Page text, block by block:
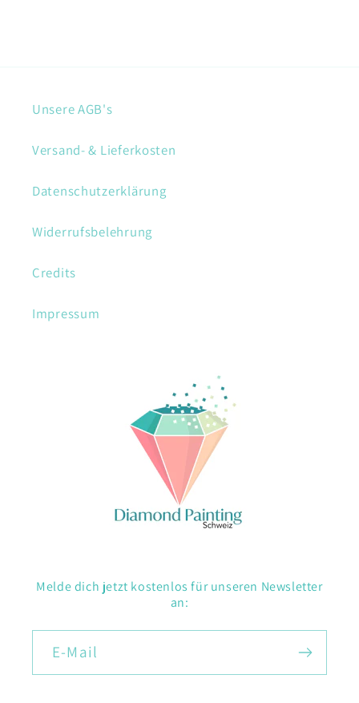
Unsere AGB's
Versand- & Lieferkosten
Datenschutzerklärung
Widerrufsbelehrung
Credits
Impressum
Melde dich jetzt kostenlos für unseren Newsletter
an:
E-Mail